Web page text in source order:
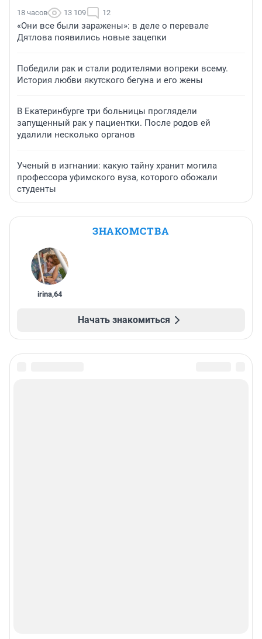
18 часов 13 109 12
«Они все были заражены»: в деле о перевале
Дятлова появились новые зацепки
Победили рак и стали родителями вопреки всему.
История любви якутского бегуна и его жены
В Екатеринбурге три больницы проглядели
запущенный рак у пациентки. После родов ей
удалили несколько органов
Ученый в изгнании: какую тайну хранит могила
профессора уфимского вуза, которого обожали
студенты
ЗНАКОМСТВА
irina,64
Начать знакомиться